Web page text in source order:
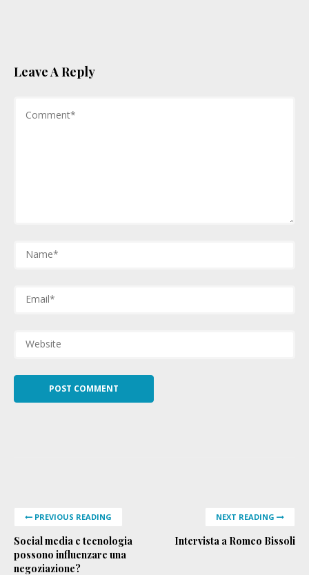
Leave A Reply
PREVIOUS READING
Social media e tecnologia
possono influenzare una
negoziazione?
NEXT READING
Intervista a Romeo Bissoli